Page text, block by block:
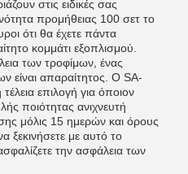
στις ειδικές σας
προμήθειας 100 σετ το
ότι θα έχετε πάντα
κομμάτι εξοπλισμού.
των τροφίμων, ένας
είναι απαραίτητος. Ο SA-
επιλογή για όποιον
ποιότητας ανιχνευτή
μόλις 15 ημερών και όρους
ξεκινήσετε με αυτό το
την ασφάλεια των